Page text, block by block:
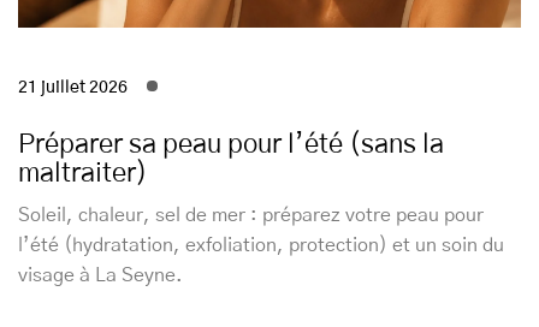
21 juillet 2026
Préparer sa peau pour l’été (sans la
maltraiter)
Soleil, chaleur, sel de mer : préparez votre peau pour
l’été (hydratation, exfoliation, protection) et un soin du
visage à La Seyne.